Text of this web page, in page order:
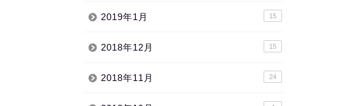
2019年1月 15
2018年12月 15
2018年11月 24